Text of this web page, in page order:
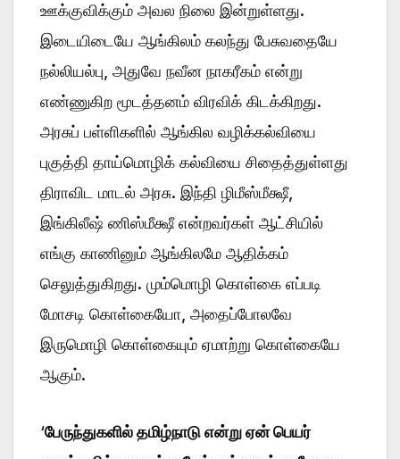
ஊக்குவிக்கும் அவல நிலை இன்றுள்ளது.
இடையிடையே ஆங்கிலம் கலந்து பேசுவதையே
நல்லியல்பு, அதுவே நவீன நாகரீகம் என்று
எண்ணுகிற மூடத்தனம் விரவிக் கிடக்கிறது.
அரசுப் பள்ளிகளில் ஆங்கில வழிக்கல்வியை
புகுத்தி தாய்மொழிக் கல்வியை சிதைத்துள்ளது
திராவிட மாடல் அரசு. இந்தி ழிமீஸ்மீக்ஷீ,
இங்கிலீஷ் ணிஸ்மீக்ஷீ என்றவர்கள் ஆட்சியில்
எங்கு காணினும் ஆங்கிலமே ஆதிக்கம்
செலுத்துகிறது. மும்மொழி கொள்கை எப்படி
மோசடி கொள்கையோ, அதைப்போலவே
இருமொழி கொள்கையும் ஏமாற்று கொள்கையே
ஆகும்.
‘பேருந்துகளில் தமிழ்நாடு என்று ஏன் பெயர்